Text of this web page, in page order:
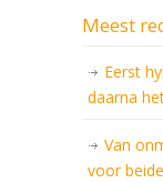
Meest
Eerst
daarna
Van
voor